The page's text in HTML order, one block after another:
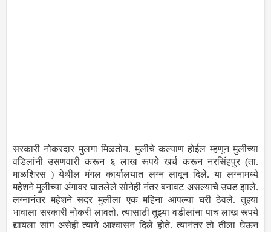
सरकारी नोकरदार मुलगा मिळतोय. मुलीचे कल्याण होईल म्हणून मुलीच्या
वडिलांनी उसणवारी करून ६ लाख रूपये खर्च करून नरसिंहपुर (ता.
माळशिरस ) येथील मंगल कार्यालयात लग्न लावून दिले. या लग्नामध्ये
महेशने मुलीच्या अंगावर घातलेले सोनेही नंतर बनावट असल्याचे उघड झाले.
लग्नानंतर महेशने सदर मुलीला एक महिना आपल्या घरी ठेवले. तुझ्या
भावाला सरकारी नोकरी लावतो. त्यासाठी तुझ्या वडीलांना पाच लाख रूपये
द्यायला सांग असेही त्याने आश्वासन दिले होते. त्यानंतर तो तीला घेऊन